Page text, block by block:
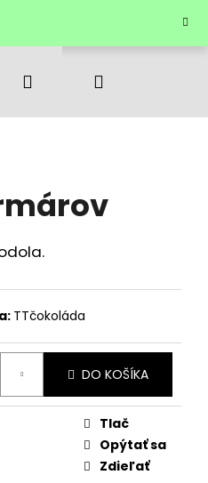
Prihlásenie
TTčokoláda
DO KOŠÍKA
Tlač
Opýtať sa
Zdieľať